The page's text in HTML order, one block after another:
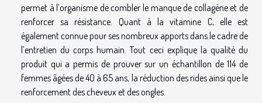
permet à l’organisme de combler le manque de collagène et de
renforcer sa résistance. Quant à la vitamine C, elle est
également connue pour ses nombreux apports dans le cadre de
l’entretien du corps humain. Tout ceci explique la qualité du
produit qui a permis de prouver sur un échantillon de 114 de
femmes âgées de 40 à 65 ans, la réduction des rides ainsi que le
renforcement des cheveux et des ongles.